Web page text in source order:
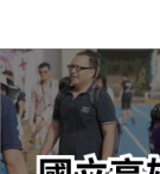
轉
至
主
內